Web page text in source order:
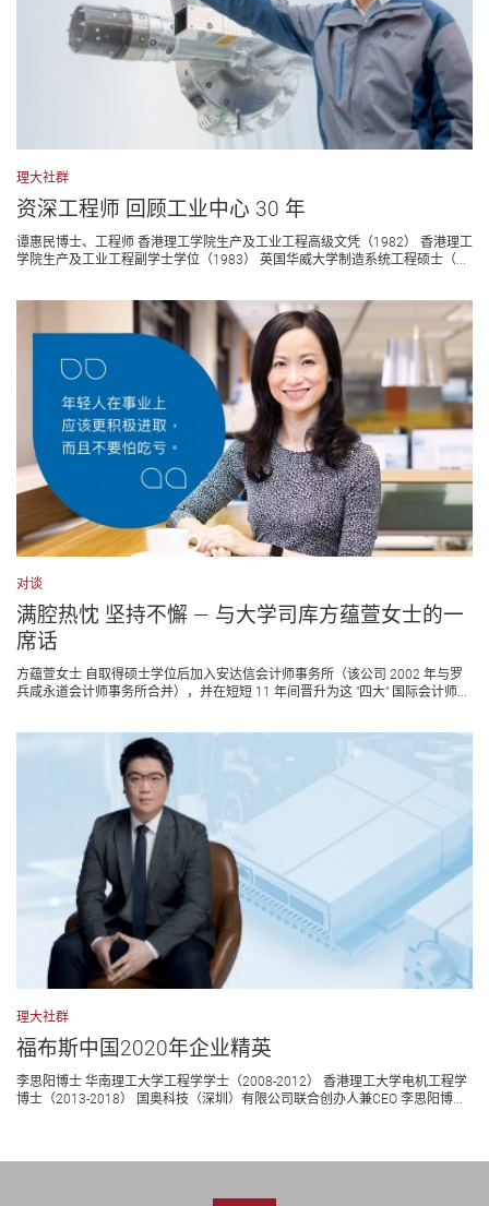
理大社群
资深工程师 回顾工业中心 30 年
谭惠民博士、工程师 香港理工学院生产及工业工程高级文凭（1982） 香港理工
学院生产及工业工程副学士学位（1983） 英国华威大学制造系统工程硕士（...
对谈
满腔热忱 坚持不懈 — 与大学司库方蕴萱女士的一
席话
方蕴萱女士 自取得硕士学位后加入安达信会计师事务所（该公司 2002 年与罗
兵咸永道会计师事务所合并），并在短短 11 年间晋升为这 "四大" 国际会计师...
理大社群
福布斯中国2020年企业精英
李思阳博士 华南理工大学工程学学士（2008-2012） 香港理工大学电机工程学
博士（2013-2018） 国奥科技（深圳）有限公司联合创办人兼CEO 李思阳博...